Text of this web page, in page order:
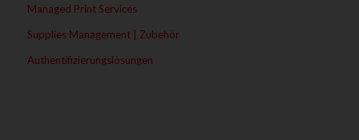
Managed Print Services
Supplies Management | Zubehör
Authentifizierungslösungen